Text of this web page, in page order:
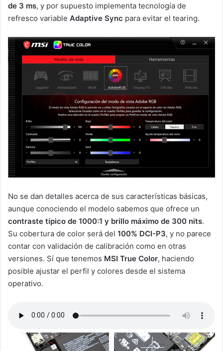
de 3 ms, y por supuesto implementa tecnología de
refresco variable Adaptive Sync para evitar el tearing.
No se dan detalles acerca de sus características básicas,
aunque conociendo el modelo sabemos que ofrece un
contraste típico de 1000:1 y brillo máximo de 300 nits.
Su cobertura de color será del 100% DCI-P3, y no parece
contar con validación de calibración como en otras
versiones. Sí que tenemos MSI True Color, haciendo
posible ajustar el perfil y colores desde el sistema
operativo.